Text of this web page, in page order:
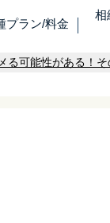
プラン/料金
相
る可能性がある！